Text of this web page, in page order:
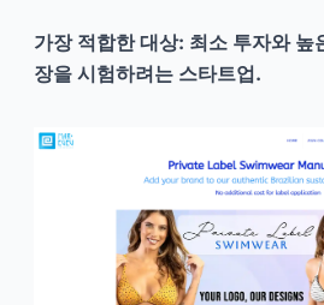
가장 적합한 대상: 최소 투자와 높
장을 시험하려는 스타트업.